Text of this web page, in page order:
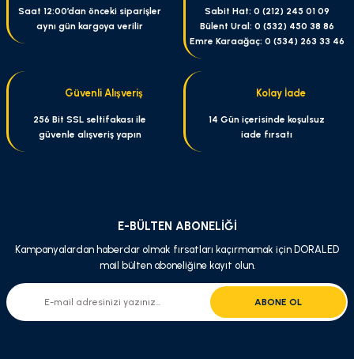
Ürün resmi kalitesiz, bozuk veya görüntülenemiyor.
Ürün açıklamasında eksik bilgiler bulunuyor.
Ürün fiyatı diğer sitelerden daha pahalı.
Bu ürüne benzer farklı alternatifler olmalı.
Saat 12:00’dan önceki siparişler
aynı gün kargoya verilir
Sabit Hat: 0 (212) 245 01 09
Bülent Ural: 0 (532) 450 38 86
Emre Karaağaç: 0 (534) 263 33 46
Güvenli Alışveriş
256 Bit SSL seltifakası ile
güvenle alışveriş yapın
Kolay İade
14 Gün içerisinde koşulsuz
iade fırsatı
E-BÜLTEN ABONELİĞİ
Kampanyalardan haberdar olmak fırsatları kaçırmamak için DORALED
mail bülten aboneliğine kayıt olun.
ABONE OL